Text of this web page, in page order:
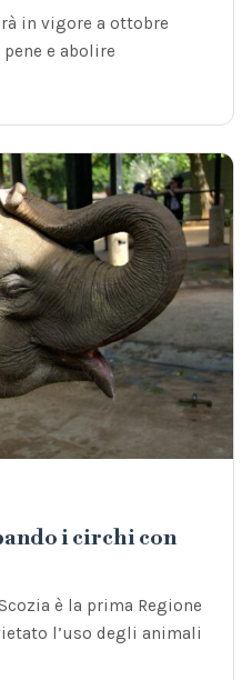
in vigore a ottobre
e abolire
i circhi con
è la prima Regione
l’uso degli animali